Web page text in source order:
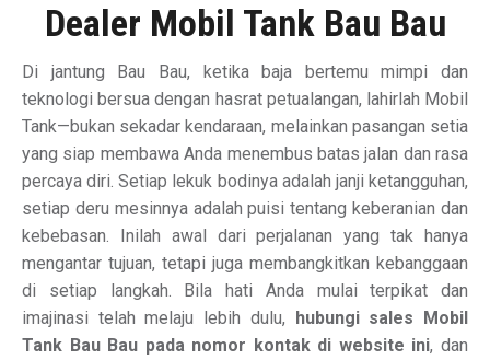
Dealer Mobil Tank Bau Bau
Di jantung Bau Bau, ketika baja bertemu mimpi dan
teknologi bersua dengan hasrat petualangan, lahirlah Mobil
Tank—bukan sekadar kendaraan, melainkan pasangan setia
yang siap membawa Anda menembus batas jalan dan rasa
percaya diri. Setiap lekuk bodinya adalah janji ketangguhan,
setiap deru mesinnya adalah puisi tentang keberanian dan
kebebasan. Inilah awal dari perjalanan yang tak hanya
mengantar tujuan, tetapi juga membangkitkan kebanggaan
di setiap langkah. Bila hati Anda mulai terpikat dan
imajinasi telah melaju lebih dulu,
hubungi sales Mobil
Tank Bau Bau pada nomor kontak di website ini, dan